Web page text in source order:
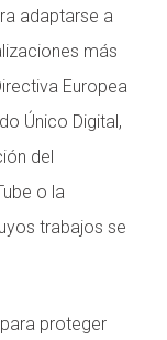
adaptarse a
más
Europea
Único Digital,
del
o la
trabajos se
proteger